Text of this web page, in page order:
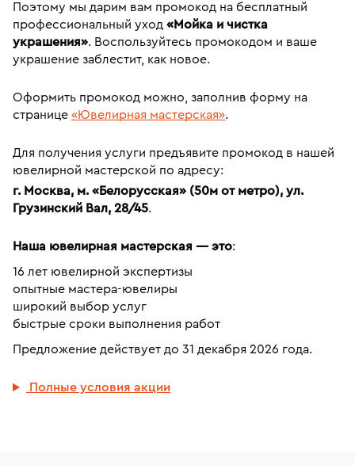
Поэтому мы дарим вам промокод на бесплатный
профессиональный уход «Мойка и чистка
украшения». Воспользуйтесь промокодом и ваше
украшение заблестит, как новое.
Оформить промокод можно, заполнив форму на
странице «Ювелирная мастерская».
Для получения услуги предъявите промокод в нашей
ювелирной мастерской по адресу:
г. Москва, м. «Белорусская» (50м от метро), ул.
Грузинский Вал, 28/45.
Наша ювелирная мастерская — это:
16 лет ювелирной экспертизы
опытные мастера-ювелиры
широкий выбор услуг
быстрые сроки выполнения работ
Предложение действует до 31 декабря 2026 года.
Полные условия акции